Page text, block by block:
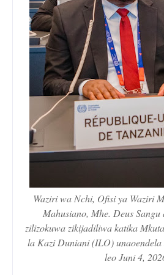
Waziri wa Nchi, Ofisi ya Waziri
Mahusiano, Mhe. Deus
zilizokuwa zikijadiliwa katika
la Kazi Duniani (ILO)
leo Juni 4,